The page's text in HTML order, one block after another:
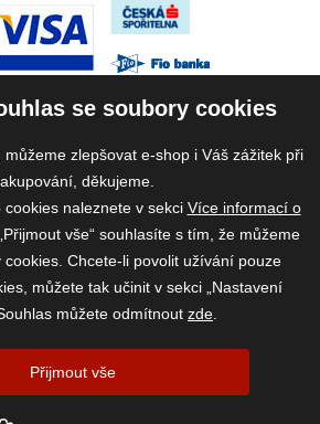
- Tomáš Kroupa e-shop, Kanice 307, 664 01
Brno-venkov, IČ: 75785439
se soubory cookies
můžeme zlepšovat e-shop i Váš zážitek při
děkujeme.
naleznete v sekci Více informací o
vše“ souhlasíte s tím, že můžeme
cookies. Chcete-li povolit užívání pouze
můžete tak učinit v sekci „Nastavení
můžete odmítnout zde
Přijmout vše